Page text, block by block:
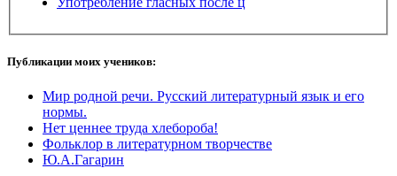
Публикации моих учеников:
Мир родной речи. Русский литературный язык и его
нормы.
Нет ценнее труда хлебороба!
Фольклор в литературном творчестве
Ю.А.Гагарин